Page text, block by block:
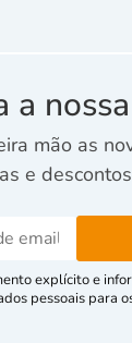
a
mão as
e
explícito e
pessoais para